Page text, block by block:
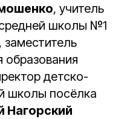
, учитель
школы №1
, заместитель
образования
детско-
школы посёлка
Нагорский